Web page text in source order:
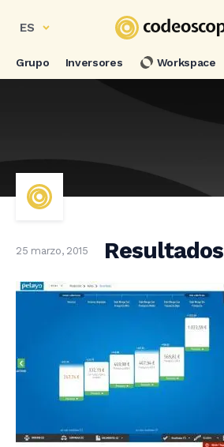
ES
Grupo Inversores Workspace
25 marzo, 2015 Resultados